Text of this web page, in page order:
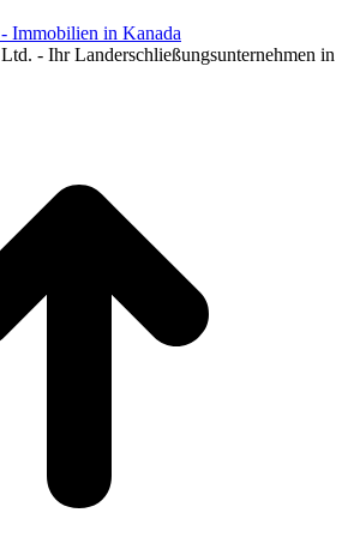
- Ihr Landerschließungsunternehmen in